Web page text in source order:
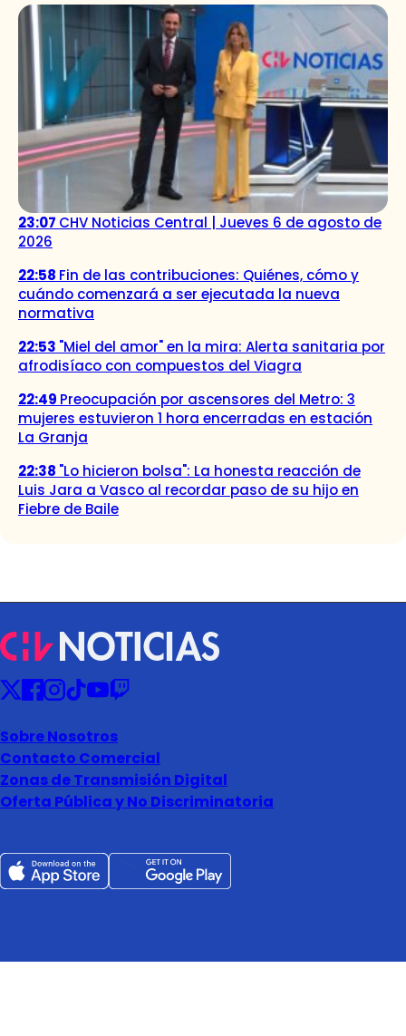
23:07 CHV Noticias Central | Jueves 6 de agosto de
2026
22:58 Fin de las contribuciones: Quiénes, cómo y
cuándo comenzará a ser ejecutada la nueva
normativa
22:53 "Miel del amor" en la mira: Alerta sanitaria por
afrodisíaco con compuestos del Viagra
22:49 Preocupación por ascensores del Metro: 3
mujeres estuvieron 1 hora encerradas en estación
La Granja
22:38 "Lo hicieron bolsa": La honesta reacción de
Luis Jara a Vasco al recordar paso de su hijo en
Fiebre de Baile
Sobre Nosotros
Contacto Comercial
Zonas de Transmisión Digital
Oferta Pública y No Discriminatoria